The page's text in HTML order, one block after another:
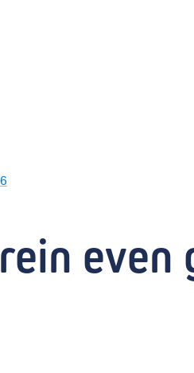
i
o
even